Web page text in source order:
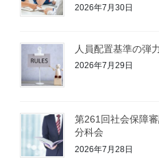
2026年7月30日
人員配置基準の弾
2026年7月29日
第261回社会保障
分科会
2026年7月28日